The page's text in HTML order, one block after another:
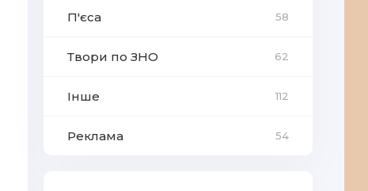
П'єса 58
Твори по ЗНО 62
Інше 112
Реклама 54